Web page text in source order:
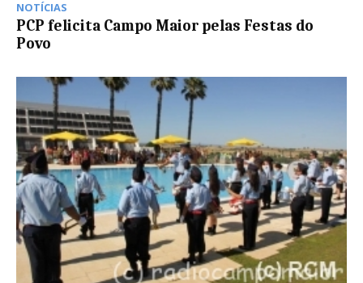
NOTÍCIAS
PCP felicita Campo Maior pelas Festas do
Povo